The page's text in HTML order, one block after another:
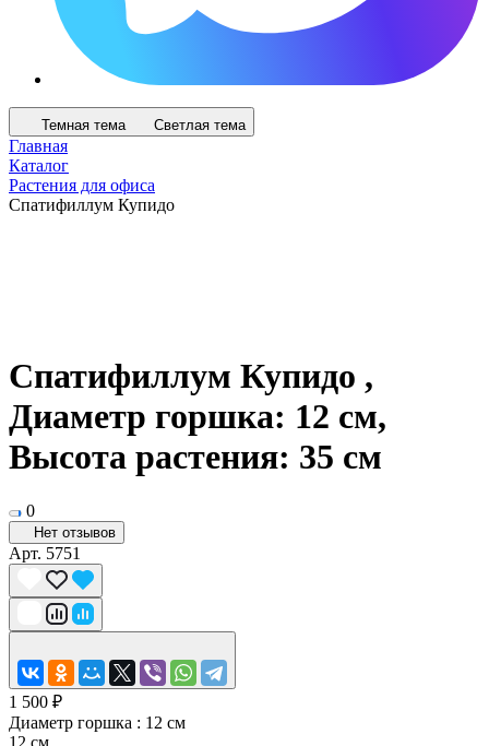
Темная тема Светлая тема
Главная
Каталог
Растения для офиса
Спатифиллум Купидо
Спатифиллум Купидо ,
Диаметр горшка: 12 см,
Высота растения: 35 см
0
Нет отзывов
Арт. 5751
1 500 ₽
Диаметр горшка : 12 см
12 см